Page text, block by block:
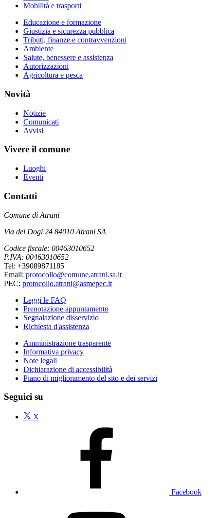
Mobilità e trasporti
Educazione e formazione
Giustizia e sicurezza pubblica
Tributi, finanze e contravvenzioni
Ambiente
Salute, benessere e assistenza
Autorizzazioni
Agricoltura e pesca
Novità
Notizie
Comunicati
Avvisi
Vivere il comune
Luoghi
Eventi
Contatti
Comune di Atrani
Via dei Dogi 24 84010 Atrani SA
Codice fiscale: 00463010652
P.IVA: 00463010652
Tel: +39089871185
Email: protocollo@comune.atrani.sa.it
PEC: protocollo.atrani@asmepec.it
Leggi le FAQ
Prenotazione appuntamento
Segnalazione disservizio
Richiesta d'assistenza
Amministrazione trasparente
Informativa privacy
Note legali
Dichiarazione di accessibilità
Piano di miglioramento del sito e dei servizi
Seguici su
X
Facebook